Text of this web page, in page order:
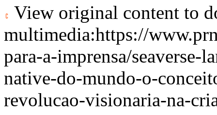
View original content to
multimedia:https://
para-a-imprensa/seaverse-
native-do-mundo-o-
revolucao-visionaria-na-